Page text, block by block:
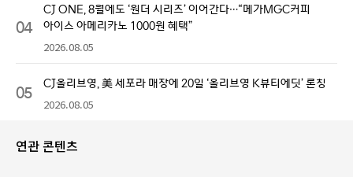
04
CJ ONE, 8월에도 ‘원더 시리즈’ 이어간다…“메가MGC커피
아이스 아메리카노 1000원 혜택”
2026.08.05
05 CJ올리브영, 美 세포라 매장에 20일 ‘올리브영 K뷰티에딧’ 론칭
2026.08.05
연관 콘텐츠